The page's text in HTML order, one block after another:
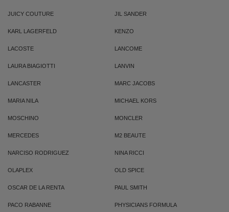
JUICY COUTURE JIL SANDER
KARL LAGERFELD KENZO
LACOSTE LANCOME
LAURA BIAGIOTTI LANVIN
LANCASTER MARC JACOBS
MARIA NILA MICHAEL KORS
MOSCHINO MONCLER
MERCEDES M2 BEAUTE
NARCISO RODRIGUEZ NINA RICCI
OLAPLEX OLD SPICE
OSCAR DE LA RENTA PAUL SMITH
PACO RABANNE PHYSICIANS FORMULA